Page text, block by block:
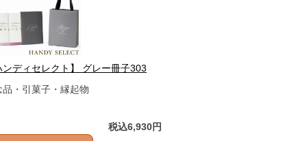
ンディセレクト】 グレー冊子303
品・引菓子・縁起物
税込6,930円